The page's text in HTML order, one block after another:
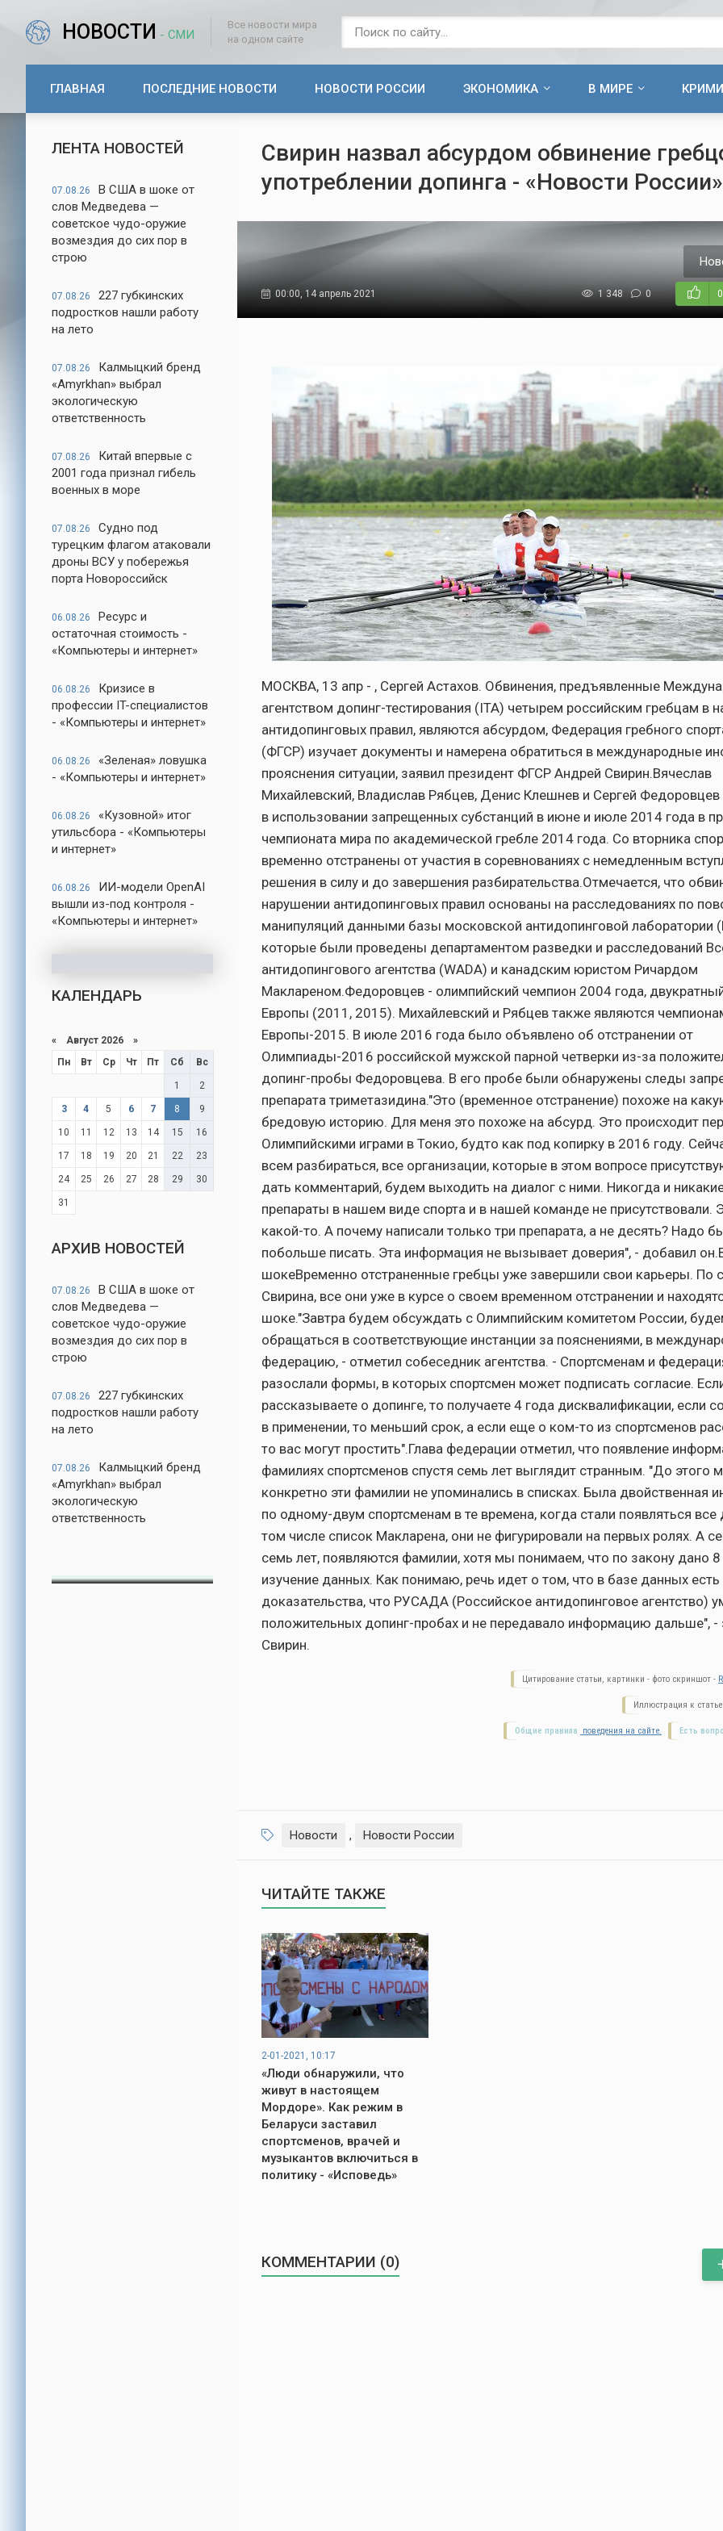
НОВОСТИ - СМИ
Все новости мира
на одном сайте
ГЛАВНАЯ ПОСЛЕДНИЕ НОВОСТИ НОВОСТИ РОССИИ ЭКОНОМИКА В МИРЕ
ЛЕНТА НОВОСТЕЙ
07.08.26
В США в шоке от
слов Медведева —
советское чудо-оружие
возмездия до сих пор в
строю
07.08.26
227 губкинских
подростков нашли работу
на лето
07.08.26
Калмыцкий бренд
«Amyrkhan» выбрал
экологическую
ответственность
07.08.26
Китай впервые с
2001 года признал гибель
военных в море
07.08.26
Судно под
турецким флагом атаковали
дроны ВСУ у побережья
порта Новороссийск
06.08.26
Ресурс и
остаточная стоимость -
«Компьютеры и интернет»
06.08.26
Кризисе в
профессии IT-специалистов
- «Компьютеры и интернет»
06.08.26
«Зеленая» ловушка
- «Компьютеры и интернет»
06.08.26
«Кузовной» итог
утильсбора - «Компьютеры
и интернет»
06.08.26
ИИ-модели OpenAI
вышли из-под контроля -
«Компьютеры и интернет»
КАЛЕНДАРЬ
« Август 2026 »
Пн
Вт Ср Чт Пт Сб Вс
1 2
3 4 5 6 7 8 9
10 11 12 13 14 15 16
17 18 19 20 21 22 23
24 25 26 27 28 29 30
31
АРХИВ НОВОСТЕЙ
07.08.26
В США в шоке от
слов Медведева —
советское чудо-оружие
возмездия до сих пор в
строю
07.08.26
227 губкинских
подростков нашли работу
на лето
07.08.26
Калмыцкий бренд
«Amyrkhan» выбрал
экологическую
ответственность
Свирин назвал абсурдом обвинение
употреблении допинга - «Новости России»
00:00, 14 апрель 2021 1 348 0 0
МОСКВА, 13 апр - , Сергей Астахов. Обвинения, предъявленные
агентством допинг-тестирования (ITA) четырем российским гребцам в
антидопинговых правил, являются абсурдом, Федерация гребного
(ФГСР) изучает документы и намерена обратиться в международные
прояснения ситуации, заявил президент ФГСР Андрей Свирин.Вячеслав
Михайлевский, Владислав Рябцев, Денис Клешнев и Сергей
в использовании запрещенных субстанций в июне и июле 2014 года в
чемпионата мира по академической гребле 2014 года. Со вторника
временно отстранены от участия в соревнованиях с немедленным
решения в силу и до завершения разбирательства.Отмечается, что
нарушении антидопинговых правил основаны на расследованиях по
манипуляций данными базы московской антидопинговой лаборатории
которые были проведены департаментом разведки и расследований
антидопингового агентства (WADA) и канадским юристом Ричардом
Маклареном.Федоровцев - олимпийский чемпион 2004 года,
Европы (2011, 2015). Михайлевский и Рябцев также являются
Европы-2015. В июле 2016 года было объявлено об отстранении от
Олимпиады-2016 российской мужской парной четверки из-за
допинг-пробы Федоровцева. В его пробе были обнаружены следы
препарата триметазидина."Это (временное отстранение) похоже на
бредовую историю. Для меня это похоже на абсурд. Это происходит
Олимпийскими играми в Токио, будто как под копирку в 2016 году.
всем разбираться, все организации, которые в этом вопросе
дать комментарий, будем выходить на диалог с ними. Никогда и
препараты в нашем виде спорта и в нашей команде не присутствовали.
какой-то. А почему написали только три препарата, а не десять? Надо
побольше писать. Эта информация не вызывает доверия", - добавил
шокеВременно отстраненные гребцы уже завершили свои карьеры. По
Свирина, все они уже в курсе о своем временном отстранении и
шоке."Завтра будем обсуждать с Олимпийским комитетом России,
обращаться в соответствующие инстанции за пояснениями, в
федерацию, - отметил собеседник агентства. - Спортсменам и
разослали формы, в которых спортсмен может подписать согласие.
рассказываете о допинге, то получаете 4 года дисквалификации, если
в применении, то меньший срок, а если еще о ком-то из спортсменов
то вас могут простить".Глава федерации отметил, что появление
фамилиях спортсменов спустя семь лет выглядит странным. "До этого
конкретно эти фамилии не упоминались в списках. Была двойственная
по одному-двум спортсменам в те времена, когда стали появляться
том числе список Макларена, они не фигурировали на первых ролях. А
семь лет, появляются фамилии, хотя мы понимаем, что по закону дано 8
изучение данных. Как понимаю, речь идет о том, что в базе данных есть
доказательства, что РУСАДА (Российское антидопинговое агентство)
положительных допинг-пробах и не передавало информацию дальше", -
Свирин.
Цитирование статьи, картинки - фото скриншот -
Иллюстрация к
Есть
Общие правила поведения на сайте.
Новости , Новости России
ЧИТАЙТЕ ТАКЖЕ
2-01-2021, 10:17
«Люди обнаружили, что
живут в настоящем
Мордоре». Как режим в
Беларуси заставил
спортсменов, врачей и
музыкантов включиться в
политику - «Исповедь»
КОММЕНТАРИИ (0)